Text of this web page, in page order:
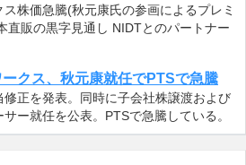
株価急騰(秋元康氏の参画によるプレミ
直販の黒字見通し NIDTとのパートナー
ークス、秋元康就任でPTSで急騰
正を発表。同時に子会社株譲渡および
ー就任を公表。PTSで急騰している。